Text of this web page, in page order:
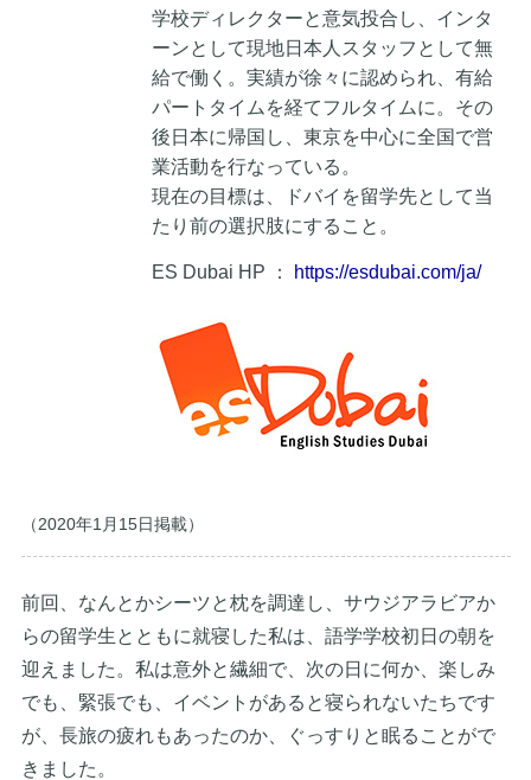
学校ディレクターと意気投合し、インタ
ーンとして現地日本人スタッフとして無
給で働く。実績が徐々に認められ、有給
パートタイムを経てフルタイムに。その
後日本に帰国し、東京を中心に全国で営
業活動を行なっている。
現在の目標は、ドバイを留学先として当
たり前の選択肢にすること。
ES Dubai HP ： https://esdubai.com/ja/
（2020年1月15日掲載）
前回、なんとかシーツと枕を調達し、サウジアラビアか
らの留学生とともに就寝した私は、語学学校初日の朝を
迎えました。私は意外と繊細で、次の日に何か、楽しみ
でも、緊張でも、イベントがあると寝られないたちです
が、長旅の疲れもあったのか、ぐっすりと眠ることがで
きました。